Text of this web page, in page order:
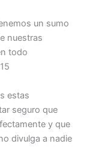
un sumo
nuestras
todo
estas
seguro que
y que
divulga a nadie